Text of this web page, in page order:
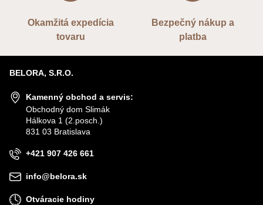
Okamžitá expedícia
tovaru
Bezpečný nákup a
platba
BELORA, S.R.O.
Kamenný obchod a servis:
Obchodný dom Slimák
Hálkova 1 (2.posch.)
831 03 Bratislava
+421 907 426 661
info@belora.sk
Otváracie hodiny